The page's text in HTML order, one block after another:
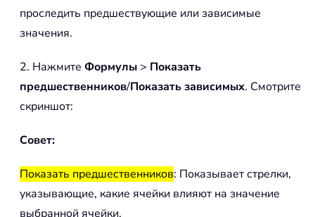
проследить предшествующие или зависимые
значения.
2. Нажмите Формулы > Показать
предшественников/Показать зависимых. Смотрите
скриншот:
Совет:
Показать предшественников: Показывает стрелки,
указывающие, какие ячейки влияют на значение
выбранной ячейки.